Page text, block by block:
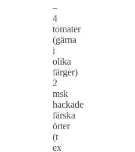
–
4
tomater
(gärna
i
olika
färger)
2
msk
hackade
färska
örter
(t
ex